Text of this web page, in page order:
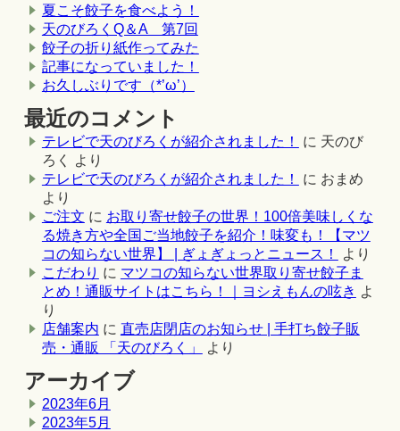
夏こそ餃子を食べよう！
天のびろくQ＆A 第7回
餃子の折り紙作ってみた
記事になっていました！
お久しぶりです（*’ω’）
最近のコメント
テレビで天のびろくが紹介されました！ に 天のび
ろく
より
テレビで天のびろくが紹介されました！
に おまめ
より
ご注文 に お取り寄せ餃子の世界！100倍美味しくな
る焼き方や全国ご当地餃子を紹介！味変も！【マツ
コの知らない世界】 | ぎょぎょっとニュース！
より
こだわり に マツコの知らない世界取り寄せ餃子ま
とめ！通販サイトはこちら！｜ヨシえもんの呟き よ
り
店舗案内 に 直売店閉店のお知らせ | 手打ち餃子販
売・通販 「天のびろく」
より
アーカイブ
2023年6月
2023年5月